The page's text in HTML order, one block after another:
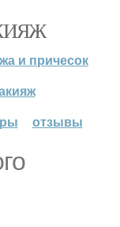
и причесок
отзывы